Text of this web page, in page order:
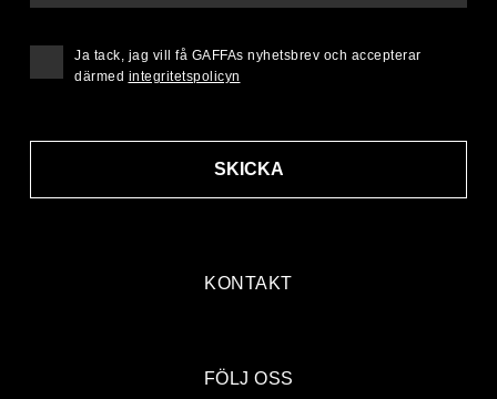
KONTAKT
SKICKA
Ja tack, jag vill få GAFFAs nyhetsbrev och accepterar
därmed integritetspolicyn
FÖLJ OSS